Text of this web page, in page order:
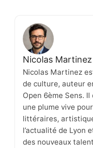
Nicolas Martinez
Nicolas Martinez
de culture, auteur
Open 6ème Sens.
une plume vive
littéraires,
l’actualité de Lyon
des nouveaux